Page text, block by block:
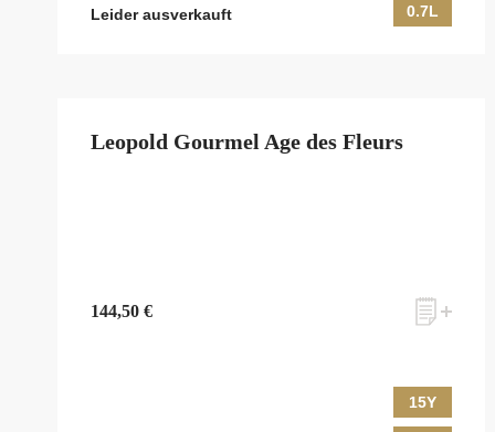
Leider ausverkauft
0.7L
Leopold Gourmel Age des Fleurs
144,50 €
15Y